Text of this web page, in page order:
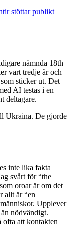
stöttar publikt
nämnda 18th
vart tredje år och
sticker ut. Det
AI testas i en
deltagare.
Ukraina. De gjorde
inte lika fakta
svårt för “the
oroar är om det
allt är “en
Upplever
nödvändigt.
ofta att kontakten